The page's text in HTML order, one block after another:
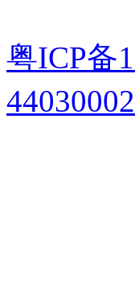
粤ICP备